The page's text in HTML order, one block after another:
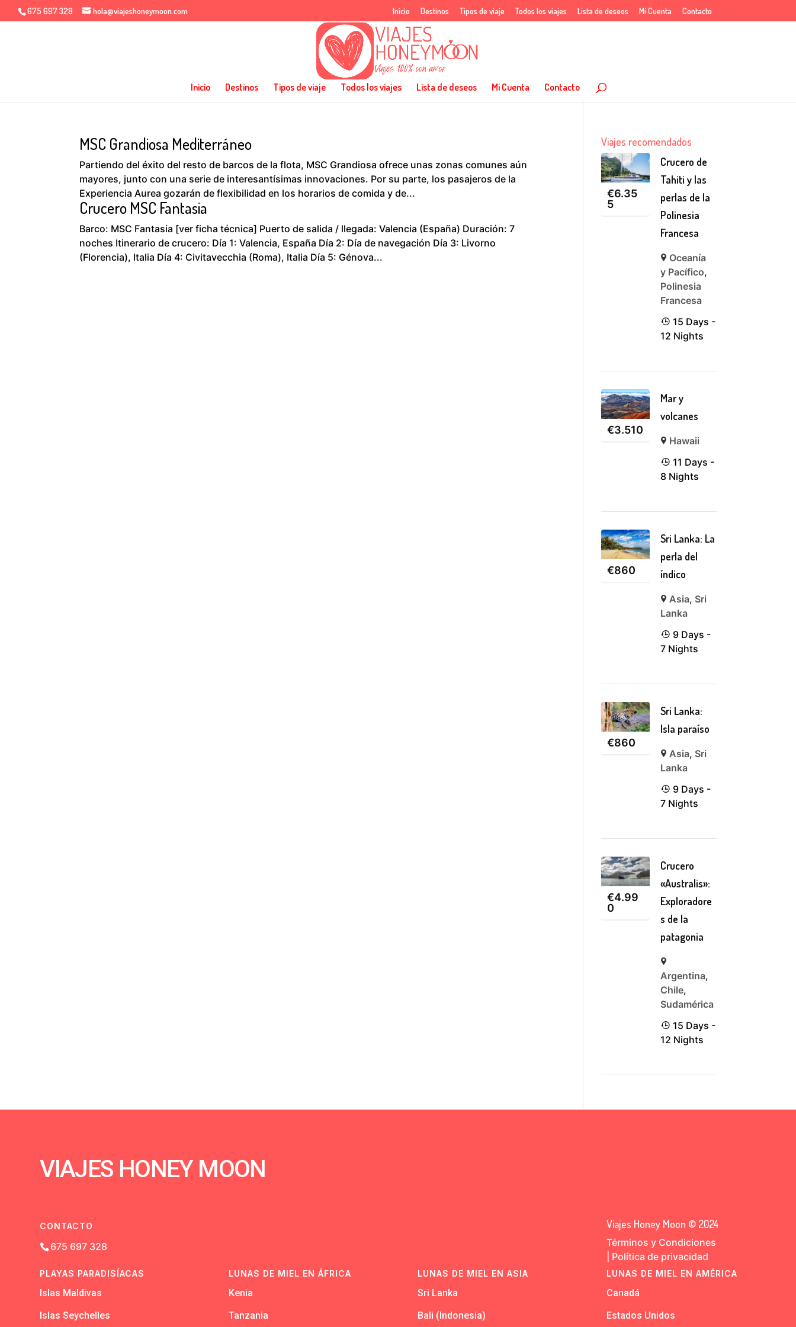
675 697 328 hola@viajeshoneymoon.com Inicio Destinos Tipos de viaje Todos los viajes Lista de deseos Mi Cuenta Contacto
Inicio Destinos Tipos de viaje Todos los viajes Lista de deseos Mi Cuenta Contacto
MSC Grandiosa Mediterráneo
Partiendo del éxito del resto de barcos de la flota, MSC Grandiosa ofrece unas zonas comunes aún
mayores, junto con una serie de interesantísimas innovaciones. Por su parte, los pasajeros de la
Experiencia Aurea gozarán de flexibilidad en los horarios de comida y de...
Crucero MSC Fantasia
Barco: MSC Fantasia [ver ficha técnica] Puerto de salida / llegada: Valencia (España) Duración: 7
noches Itinerario de crucero: Día 1: Valencia, España Día 2: Día de navegación Día 3: Livorno
(Florencia), Italia Día 4: Civitavecchia (Roma), Italia Día 5: Génova...
Viajes recomendados
€6.35
5
Crucero de
Tahiti y las
perlas de la
Polinesia
Francesa
Oceanía
y Pacífico,
Polinesia
Francesa
15 Days -
12 Nights
€3.510
Mar y
volcanes
Hawaii
11 Days -
8 Nights
€860
Sri Lanka: La
perla del
índico
Asia, Sri
Lanka
9 Days -
7 Nights
€860
Sri Lanka:
Isla paraíso
Asia, Sri
Lanka
9 Days -
7 Nights
€4.99
0
Crucero
«Australis»:
Exploradore
s de la
patagonia
Argentina,
Chile,
Sudamérica
15 Days -
12 Nights
VIAJES HONEY MOON
CONTACTO
675 697 328
Viajes Honey Moon © 2024
Términos y Condiciones
Política de privacidad
PLAYAS PARADISÍACAS
Islas Maldivas
Islas Seychelles
LUNAS DE MIEL EN ÁFRICA
Kenia
Tanzania
LUNAS DE MIEL EN ASIA
Sri Lanka
Bali (Indonesia)
LUNAS DE MIEL EN AMÉRICA
Canadá
Estados Unidos